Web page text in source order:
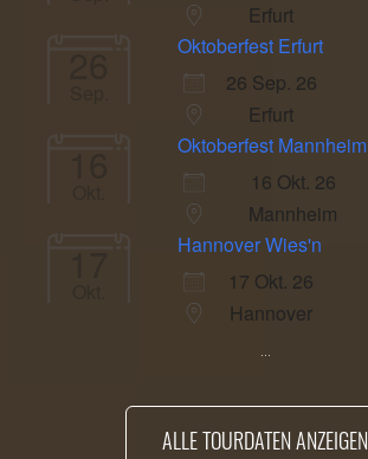
Erfurt
26
Oktoberfest Erfurt
26 Sep. 26
Erfurt
16
Oktoberfest Mannheim
16 Okt. 26
Mannheim
17
Hannover Wies'n
17 Okt. 26
Hannover
...
ALLE TOURDATEN ANZEIGEN